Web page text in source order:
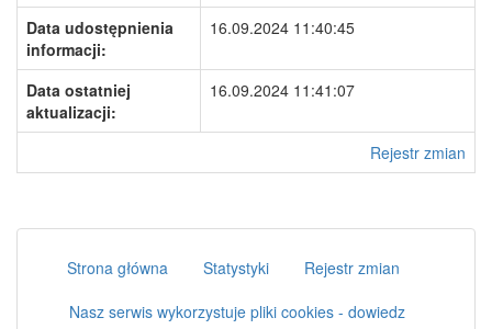
Data udostępnienia
informacji:
16.09.2024 11:40:45
Data ostatniej
aktualizacji:
16.09.2024 11:41:07
Rejestr zmian
Strona główna Statystyki
Rejestr zmian
Nasz serwis wykorzystuje pliki cookies - dowiedz